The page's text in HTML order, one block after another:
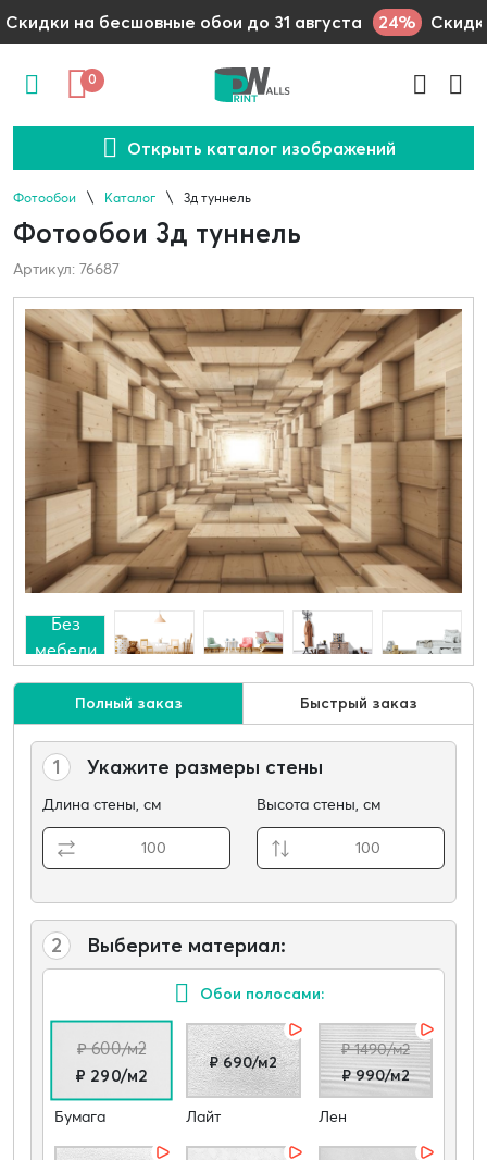
Скидки на бесшовные обои до 31 августа 24%
0
Открыть каталог изображений
Фотообои Каталог 3д туннель
Фотообои 3д туннель
Артикул: 76687
Без
мебели
Полный заказ Быстрый заказ
1 Укажите размеры стены
Длина стены, см Высота стены, см
2 Выберите материал:
Обои полосами:
₽ 600/м2
₽ 290/м2
Бумага
₽ 690/м2
Лайт
₽ 1490/м2
₽ 990/м2
Лен